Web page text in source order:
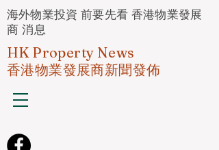
海外物業投資 前要先看 香港物業發展
商 消息
HK Property News
香港物業發展商新聞發佈